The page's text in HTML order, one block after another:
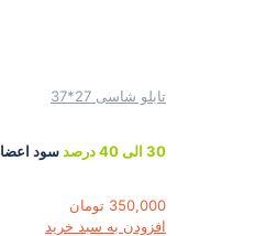
تابلو شاسی 27*37
30 الی 40 درصد سود اعضا
350,000 تومان
افزودن به سبد خرید